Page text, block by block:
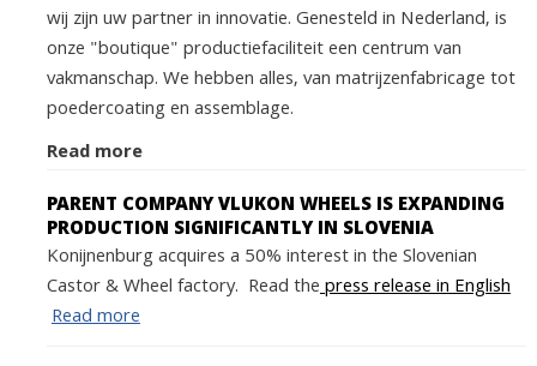
wij zijn uw partner in innovatie. Genesteld in Nederland, is
onze "boutique" productiefaciliteit een centrum van
vakmanschap. We hebben alles, van matrijzenfabricage tot
poedercoating en assemblage.
Read more
PARENT COMPANY VLUKON WHEELS IS EXPANDING
PRODUCTION SIGNIFICANTLY IN SLOVENIA
Konijnenburg acquires a 50% interest in the Slovenian
Castor & Wheel factory. Read thepress release in English
Read more